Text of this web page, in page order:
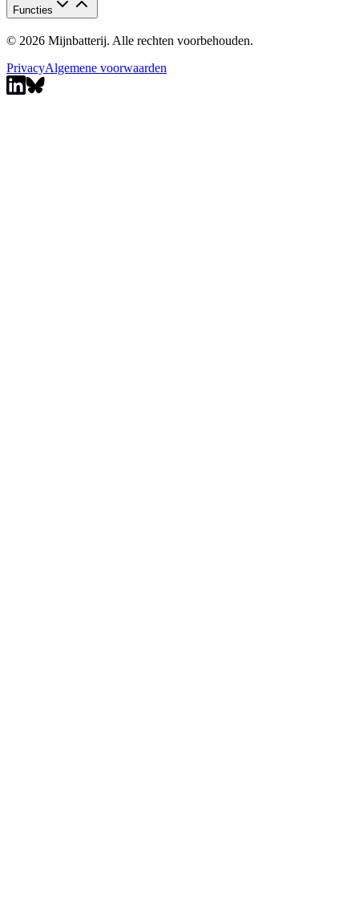
Functies
© 2026 Mijnbatterij. Alle rechten voorbehouden.
PrivacyAlgemene voorwaarden